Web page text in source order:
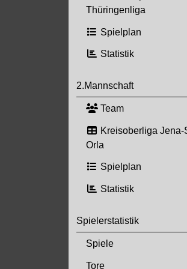
Thüringenliga
Spielplan
Statistik
2.Mannschaft
Team
Kreisoberliga Jena-
Orla
Spielplan
Statistik
Spielerstatistik
Spiele
Tore